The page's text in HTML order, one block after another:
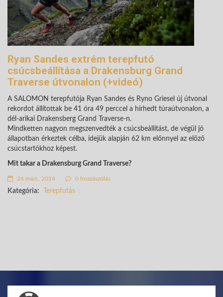
Ryan Sandes extrém terepfutó
csúcsbeállítása a Drakensburg Grand
Traverse útvonalon (+videó)
A SALOMON terepfutója Ryan Sandes és Ryno Griesel új útvonal
rekordot állítottak be 41 óra 49 perccel a hírhedt túraútvonalon, a
dél-arikai Drakensberg Grand Traverse-n.
Mindketten nagyon megszenvedték a csúcsbeállítást, de végül jó
állapotban érkeztek célba, idejük alapján 62 km előnnyel az elöző
csúcstartókhoz képest.
Mit takar a Drakensburg Grand Traverse?
26 márc. 2014 0 hozzászólás
Kategória: Terepfutás